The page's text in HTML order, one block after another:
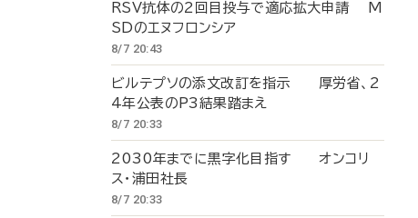
RSV抗体の2回目投与で適応拡大申請 M
SDのエヌフロンシア
8/7 20:43
ビルテプソの添文改訂を指示 厚労省、2
4年公表のP3結果踏まえ
8/7 20:33
2030年までに黒字化目指す オンコリ
ス・浦田社長
8/7 20:33